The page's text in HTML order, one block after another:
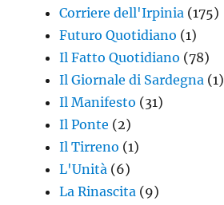
Corriere dell'Irpinia (175)
Futuro Quotidiano (1)
Il Fatto Quotidiano (78)
Il Giornale di Sardegna (1)
Il Manifesto (31)
Il Ponte (2)
Il Tirreno (1)
L'Unità (6)
La Rinascita (9)